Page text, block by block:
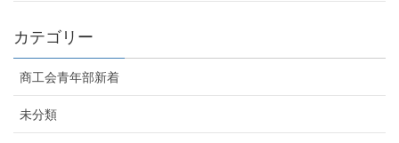
カテゴリー
商工会青年部新着
未分類